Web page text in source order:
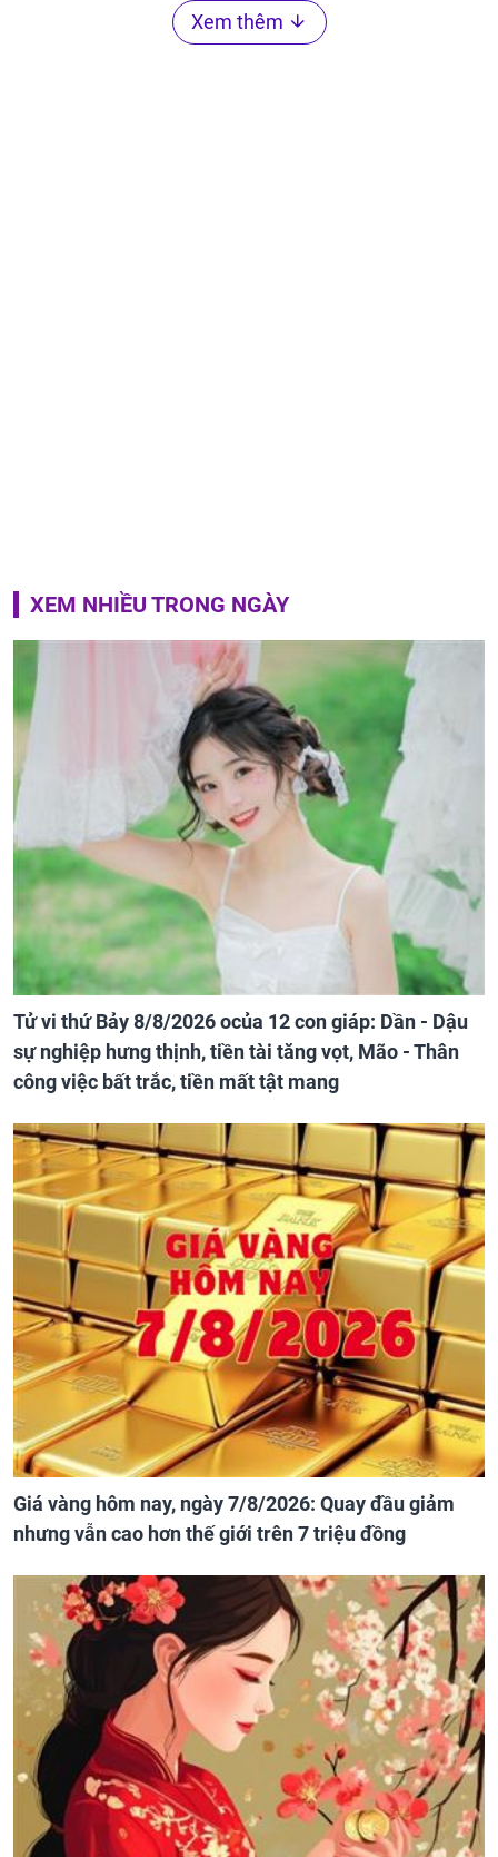
Xem thêm
XEM NHIỀU TRONG NGÀY
Tử vi thứ Bảy 8/8/2026 ocủa 12 con giáp: Dần - Dậu
sự nghiệp hưng thịnh, tiền tài tăng vọt, Mão - Thân
công việc bất trắc, tiền mất tật mang
Giá vàng hôm nay, ngày 7/8/2026: Quay đầu giảm
nhưng vẫn cao hơn thế giới trên 7 triệu đồng